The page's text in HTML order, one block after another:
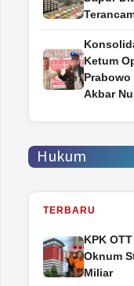
Ketum
Akbar
Hukum
TERBARU
‎KPK
Oknum
Miliar